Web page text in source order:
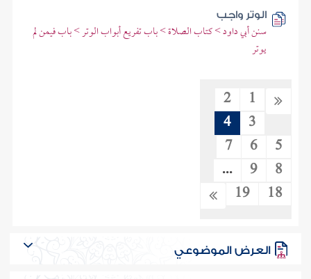
الوتر واجب
سنن أبي داود > كتاب الصلاة > باب تفريع أبواب الوتر > باب فيمن لم
يوتر
1
2
3
4
5
6
7
8
9
...
18
19
العرض الموضوعي